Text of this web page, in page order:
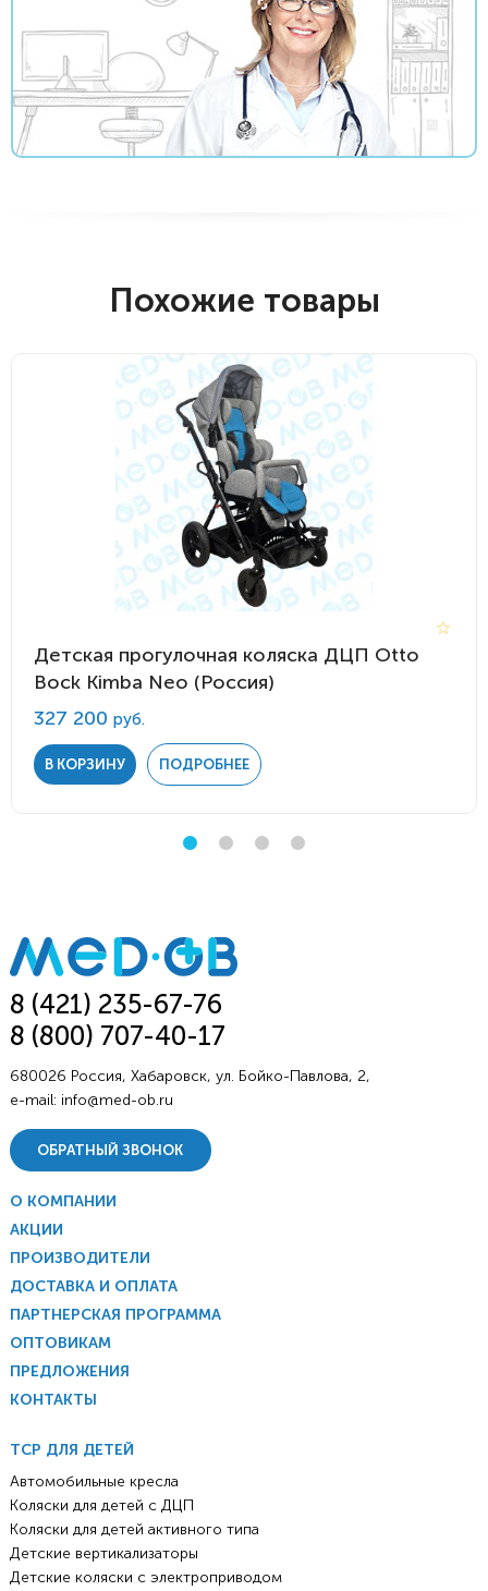
Похожие товары
Детская прогулочная коляска ДЦП Otto
Bock Kimba Neo (Россия)
327 200 руб.
В КОРЗИНУ ПОДРОБНЕЕ
8 (421) 235-67-76
8 (800) 707-40-17
680026 Россия, Хабаровск, ул. Бойко-Павлова, 2,
e-mail: info@med-ob.ru
ОБРАТНЫЙ ЗВОНОК
О КОМПАНИИ
АКЦИИ
ПРОИЗВОДИТЕЛИ
ДОСТАВКА И ОПЛАТА
ПАРТНЕРСКАЯ ПРОГРАММА
ОПТОВИКАМ
ПРЕДЛОЖЕНИЯ
КОНТАКТЫ
ТСР ДЛЯ ДЕТЕЙ
Автомобильные кресла
Коляски для детей с ДЦП
Коляски для детей активного типа
Детские вертикализаторы
Детские коляски с электроприводом